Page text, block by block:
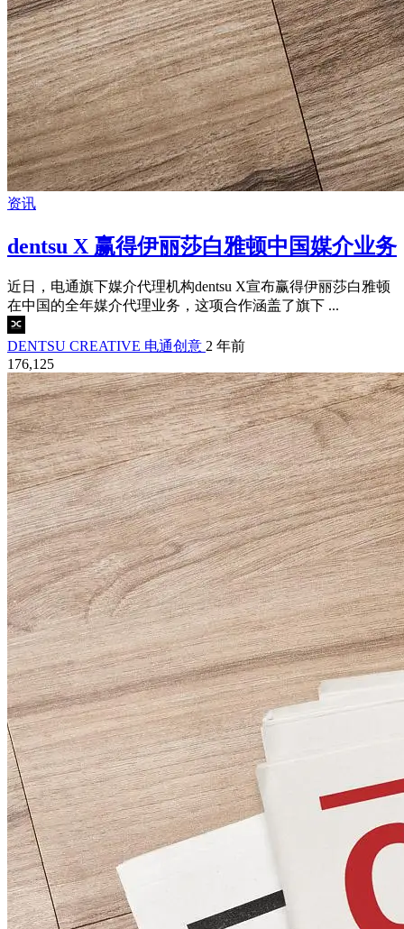
资讯
dentsu X 赢得伊丽莎白雅顿中国媒介业务
近日，电通旗下媒介代理机构dentsu X宣布赢得伊丽莎白雅顿
在中国的全年媒介代理业务，这项合作涵盖了旗下 ...
DENTSU CREATIVE 电通创意 2 年前
176,125